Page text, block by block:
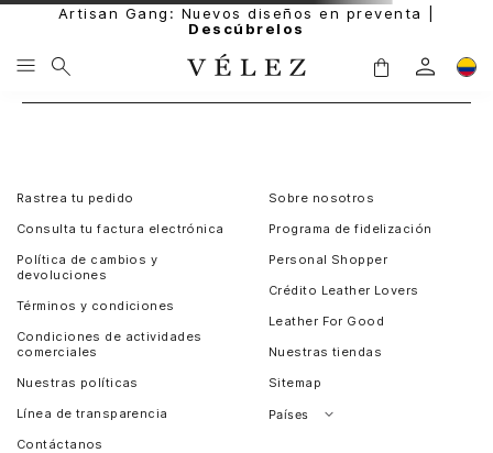
Artisan Gang: Nuevos diseños en preventa |
Descúbrelos
Rastrea tu pedido
Consulta tu factura electrónica
Política de cambios y
devoluciones
Términos y condiciones
Condiciones de actividades
comerciales
Nuestras políticas
Línea de transparencia
Contáctanos
Sobre nosotros
Programa de fidelización
Personal Shopper
Crédito Leather Lovers
Leather For Good
Nuestras tiendas
Sitemap
Países